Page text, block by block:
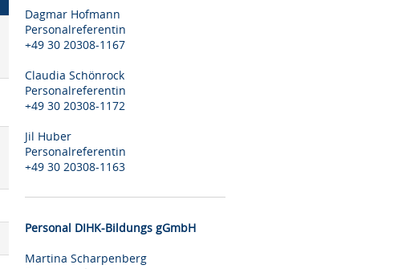
Dagmar Hofmann
Personalreferentin
+49 30 20308-1167
Claudia Schönrock
Personalreferentin
+49 30 20308-1172
Jil Huber
Personalreferentin
+49 30 20308-1163
Personal DIHK-Bildungs gGmbH
Martina Scharpenberg